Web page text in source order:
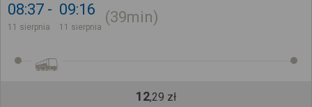
08:37
11 sierpnia
09:16
11 sierpnia
39min
12,29 zł